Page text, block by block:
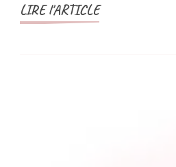
LIRE l'ARTICLE